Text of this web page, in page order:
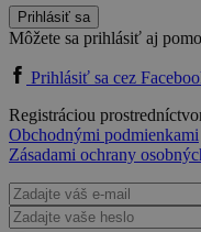
Prihlásiť sa
Môžete sa prihlásiť aj
Prihlásiť sa cez
Registráciou
Obchodnými podmienkami
Zásadami ochrany